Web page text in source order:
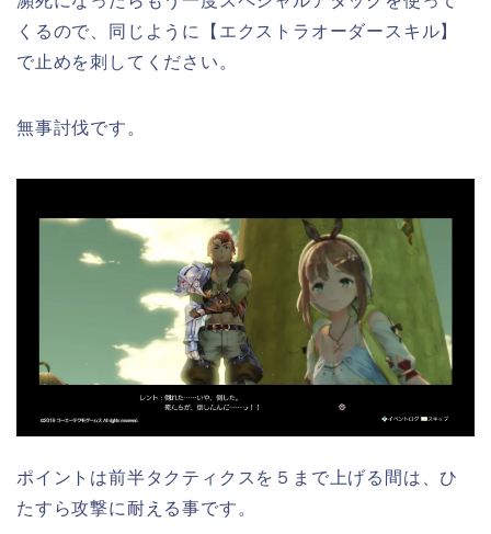
くるので、同じように【エクストラオーダースキル】
で止めを刺してください。
無事討伐です。
ポイントは前半タクティクスを５まで上げる間は、ひ
たすら攻撃に耐える事です。